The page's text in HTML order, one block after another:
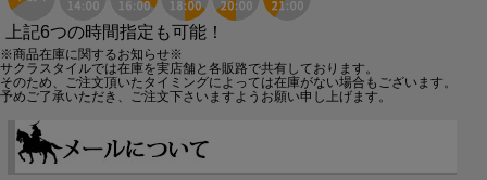
上記6つの時間指定も可能！
※商品在庫に関するお知らせ※
サクラスタイルでは在庫を実店舗と各販路で共有しております。
そのため、ご注文頂いたタイミングによっては在庫がない場合もございます。
予めご了承いただき、ご注文下さいますようお願い申し上げます。